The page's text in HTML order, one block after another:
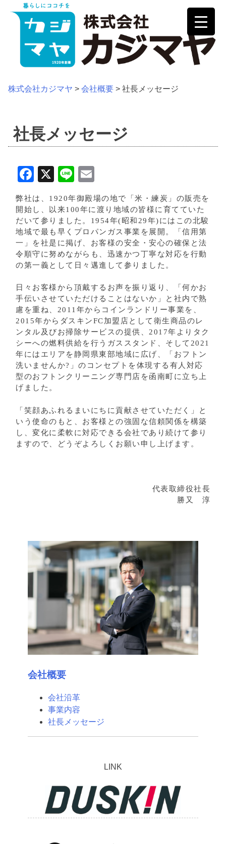
株式会社カジマヤ > 会社概要 > 社長メッセージ
社長メッセージ
Facebook
X Line
弊社は、1920年御殿場の地で「米・練炭」の販売を
開始し、以来100年に渡り地域の皆様に育てていた
だいて参りました。1954年(昭和29年)にはこの北駿
地域で最も早くプロパンガス事業を展開。「信用第
一」を社是に掲げ、お客様の安全・安心の確保と法
令順守に努めながらも、迅速かつ丁寧な対応を行動
の第一義として日々邁進して参りました。
日々お客様から頂戴するお声を振り返り、「何かお
手伝いさせていただけることはないか」と社内で熟
慮を重ね、2011年からコインランドリー事業を、
2015年からダスキンFC加盟店として衛生商品のレ
ンタル及びお掃除サービスの提供、2017年よりタク
シーへの燃料供給を行うガススタンド、そして2021
年にはエリアを静岡県東部地域に広げ、「おフトン
洗いませんか?」のコンセプトを体現する有人対応
型のおフトンクリーニング専門店を函南町に立ち上
げました。
「笑顔あふれるまいにちに貢献させていただく」と
いう使命のもと、お客様との強固な信頼関係を構築
し、変化に柔軟に対応できる会社であり続けて参り
ますので、どうぞよろしくお願い申し上げます。
代表取締役社長
勝又 淳
会社概要
会社沿革
事業内容
社長メッセージ
LINK